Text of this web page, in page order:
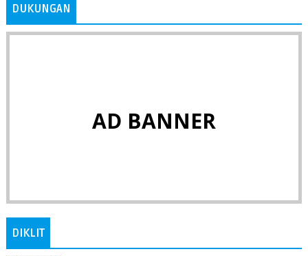
DUKUNGAN
AD BANNER
DIKLIT